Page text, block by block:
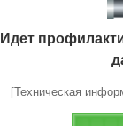
Идет
[Техническая